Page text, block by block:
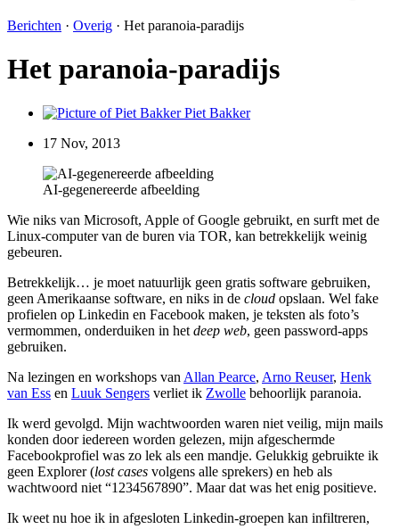
Berichten · Overig · Het paranoia-paradijs
Het paranoia-paradijs
Piet Bakker
17 Nov, 2013
AI-gegenereerde afbeelding
Wie niks van Microsoft, Apple of Google gebruikt, en surft met de
Linux-computer van de buren via TOR, kan betrekkelijk weinig
gebeuren.
Betrekkelijk… je moet natuurlijk geen gratis software gebruiken,
geen Amerikaanse software, en niks in de cloud opslaan. Wel fake
profielen op Linkedin en Facebook maken, je teksten als foto’s
vermommen, onderduiken in het deep web, geen password-apps
gebruiken.
Na lezingen en workshops van Allan Pearce, Arno Reuser, Henk
van Ess en Luuk Sengers verliet ik Zwolle behoorlijk paranoia.
Ik werd gevolgd. Mijn wachtwoorden waren niet veilig, mijn mails
konden door iedereen worden gelezen, mijn afgeschermde
Facebookprofiel was zo lek als een mandje. Gelukkig gebruikte ik
geen Explorer (lost cases volgens alle sprekers) en heb als
wachtwoord niet “1234567890”. Maar dat was het enig positieve.
Ik weet nu hoe ik in afgesloten Linkedin-groepen kan infiltreren,